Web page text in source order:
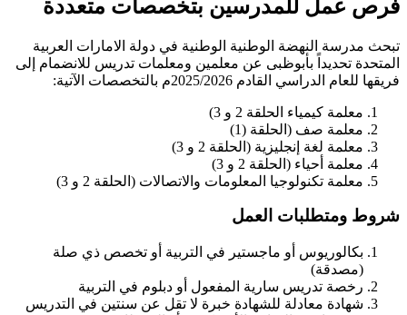
فرص عمل للمدرسين بتخصصات متعددة
تبحث مدرسة النهضة الوطنية الوطنية في دولة الامارات العربية
المتحدة تحديداً بأبوظبى عن معلمين ومعلمات تدريس للانضمام إلى
فريقها للعام الدراسي القادم 2025/2026م بالتخصصات الآتية:
معلمة كيمياء الحلقة 2 و 3)
معلمة صف (الحلقة (1)
معلمة لغة إنجليزية (الحلقة 2 و 3)
معلمة أحياء (الحلقة 2 و 3)
معلمة تكنولوجيا المعلومات والاتصالات (الحلقة 2 و 3)
شروط ومتطلبات العمل
بكالوريوس أو ماجستير في التربية أو تخصص ذي صلة
(مصدقة)
رخصة تدريس سارية المفعول أو دبلوم في التربية
شهادة معادلة للشهادة خبرة لا تقل عن سنتين في التدريس